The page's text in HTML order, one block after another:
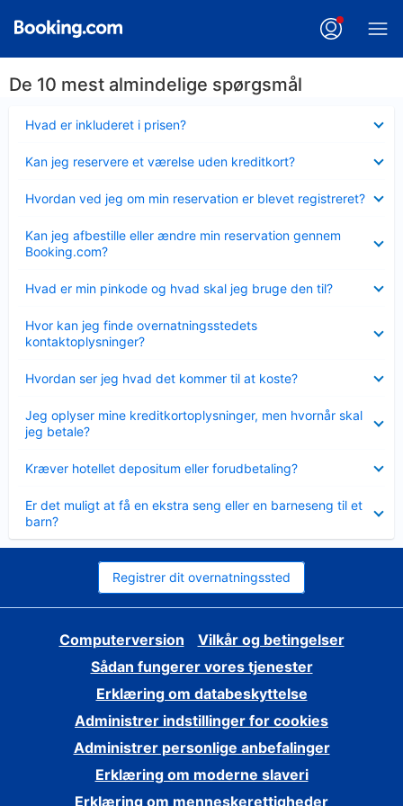
De 10 mest almindelige spørgsmål
Hvad er inkluderet i prisen?
Kan jeg reservere et værelse uden kreditkort?
Hvordan ved jeg om min reservation er blevet registreret?
Kan jeg afbestille eller ændre min reservation gennem
Booking.com?
Hvad er min pinkode og hvad skal jeg bruge den til?
Hvor kan jeg finde overnatningsstedets
kontaktoplysninger?
Hvordan ser jeg hvad det kommer til at koste?
Jeg oplyser mine kreditkortoplysninger, men hvornår skal
jeg betale?
Kræver hotellet depositum eller forudbetaling?
Er det muligt at få en ekstra seng eller en barneseng til et
barn?
Registrer dit overnatningssted
Computerversion
Vilkår og betingelser
Sådan fungerer vores tjenester
Erklæring om databeskyttelse
Administrer indstillinger for cookies
Administrer personlige anbefalinger
Erklæring om moderne slaveri
Erklæring om menneskerettigheder